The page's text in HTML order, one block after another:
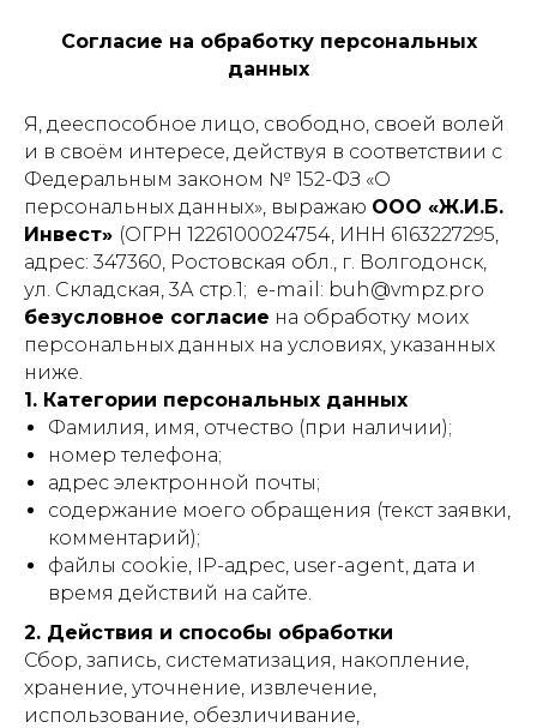
Согласие на обработку персональных
данных
Я, дееспособное лицо, свободно, своей волей
и в своём интересе, действуя в соответствии с
Федеральным законом № 152-ФЗ «О
персональных данных», выражаю ООО «Ж.И.Б.
Инвест» (ОГРН 1226100024754, ИНН 6163227295,
адрес: 347360, Ростовская обл., г. Волгодонск,
ул. Складская, 3А стр.1; e-mail: buh@vmpz.pro
безусловное согласие на обработку моих
персональных данных на условиях, указанных
ниже.
1. Категории персональных данных
Фамилия, имя, отчество (при наличии);
номер телефона;
адрес электронной почты;
содержание моего обращения (текст заявки,
комментарий);
файлы cookie, IP-адрес, user-agent, дата и
время действий на сайте.
2. Действия и способы обработки
Сбор, запись, систематизация, накопление,
хранение, уточнение, извлечение,
использование, обезличивание,